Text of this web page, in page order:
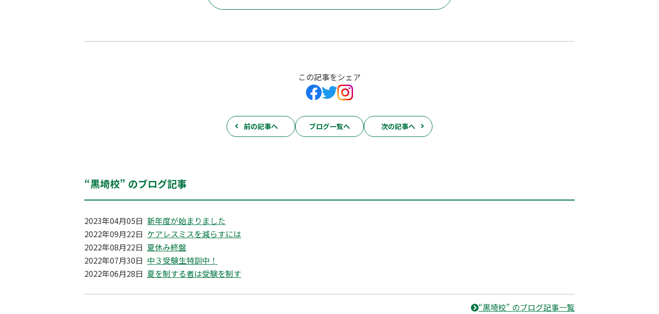
この記事をシェア
前の記事へ ブログ一覧へ 次の記事へ
“黒埼校” のブログ記事
2023年04月05日 新年度が始まりました
2022年09月22日 ケアレスミスを減らすには
2022年08月22日 夏休み終盤
2022年07月30日 中３受験生特訓中！
2022年06月28日 夏を制する者は受験を制す
“黒埼校” のブログ記事一覧